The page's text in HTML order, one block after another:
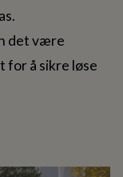
det være
for å sikre løse